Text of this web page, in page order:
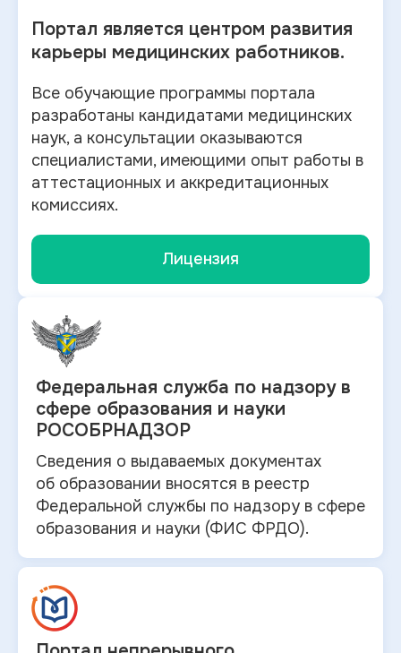
Портал является центром развития
карьеры медицинских работников.
Все обучающие программы портала
разработаны кандидатами медицинских
наук, а консультации оказываются
специалистами, имеющими опыт работы в
аттестационных и аккредитационных
комиссиях.
Лицензия
Федеральная служба по надзору в
сфере образования и науки
РОСОБРНАДЗОР
Сведения о выдаваемых документах
об образовании вносятся в реестр
Федеральной службы по надзору в сфере
образования и науки (ФИС ФРДО).